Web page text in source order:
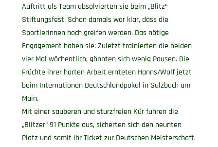
Auftritt als Team absolvierten sie beim „Blitz“
Stiftungsfest. Schon damals war klar, dass die
Sportlerinnen hoch greifen werden. Das nötige
Engagement haben sie: Zuletzt trainierten die beiden
vier Mal wöchentlich, gönnten sich wenig Pausen. Die
Früchte ihrer harten Arbeit ernteten Hanns/Wolf jetzt
beim Internationen Deutschlandpokal in Sulzbach am
Main.
Mit einer sauberen und sturzfreien Kür fuhren die
„Blitzer“ 91 Punkte aus, sicherten sich den neunten
Platz und somit ihr Ticket zur Deutschen Meisterschaft.